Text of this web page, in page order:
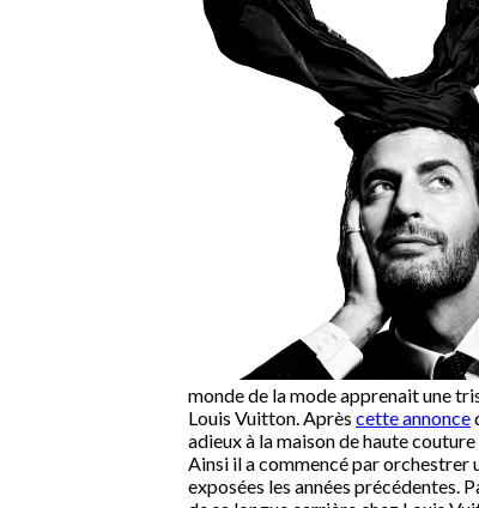
monde de la mode apprenait une
Louis Vuitton. Après cette annonce
adieux à la maison de haute
Ainsi il a commencé par orchestrer
exposées les années précédentes.